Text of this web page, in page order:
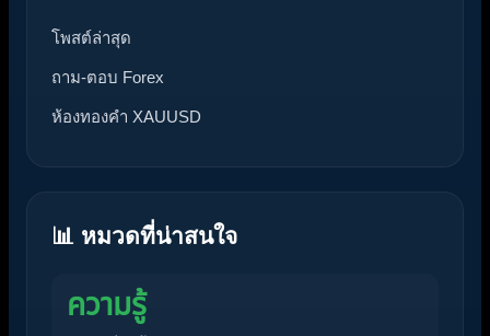
โพสต์ล่าสุด
ถาม-ตอบ Forex
ห้องทองคำ XAUUSD
📊 หมวดที่น่าสนใจ
ความรู้